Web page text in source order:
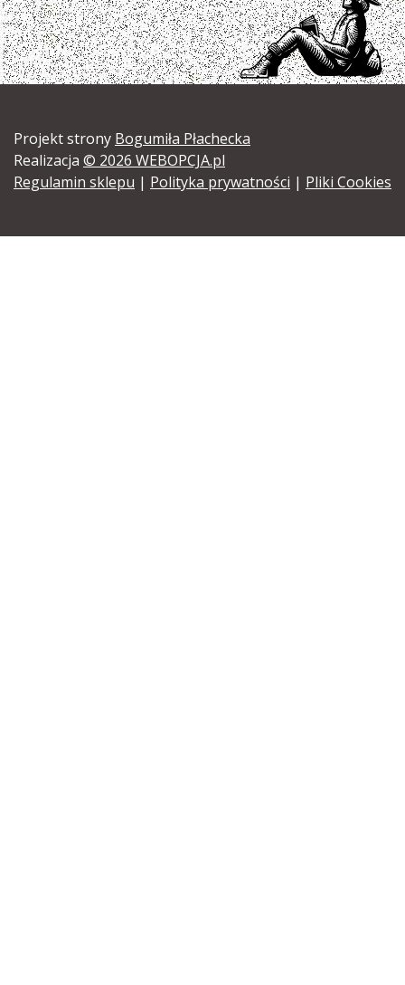
Projekt strony Bogumiła Płachecka
Realizacja © 2026 WEBOPCJA.pl
Regulamin sklepu | Polityka prywatności | Pliki Cookies